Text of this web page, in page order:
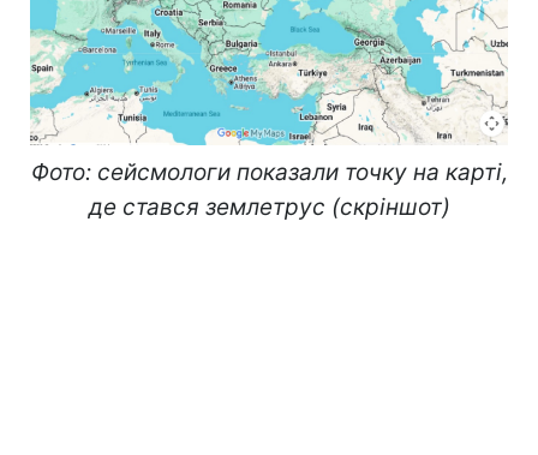
Фото: сейсмологи показали точку на карті,
де стався землетрус (скріншот)